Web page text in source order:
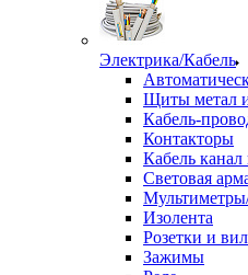
Электрика/Кабель
Щиты метал
Кабель-
Контакторы
Кабель канал
Световая
Изолента
Розетки и
Зажимы